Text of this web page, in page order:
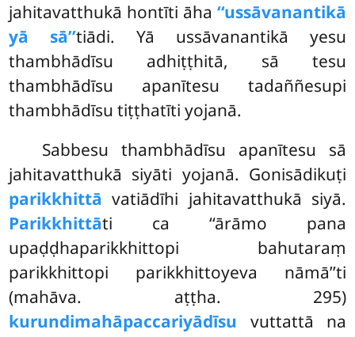
jahitavatthukā hontīti āha ‘‘ussāvanantikā
yā sā’’tiādi. Yā ussāvanantikā yesu
thambhādīsu adhiṭṭhitā, sā tesu
thambhādīsu apanītesu tadaññesupi
thambhādīsu tiṭṭhatīti yojanā.
Sabbesu thambhādīsu apanītesu sā
jahitavatthukā siyāti yojanā. Gonisādikuṭi
parikkhittā vatiādīhi jahitavatthukā siyā.
Parikkhittāti ca ‘‘ārāmo pana
upaḍḍhaparikkhittopi bahutaraṃ
parikkhittopi parikkhittoyeva nāmā’’ti
(mahāva. aṭṭha. 295)
kurundimahāpaccariyādīsu vuttattā na